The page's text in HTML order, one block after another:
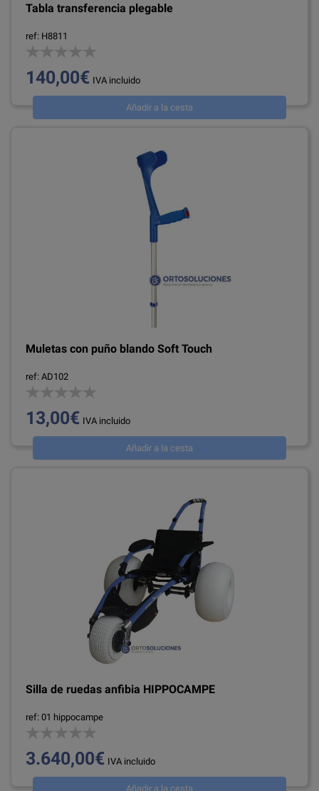
Tabla transferencia plegable
ref: H8811
140,00€ IVA incluido
Añadir a la cesta
Muletas con puño blando Soft Touch
ref: AD102
13,00€ IVA incluido
Añadir a la cesta
Silla de ruedas anfibia HIPPOCAMPE
ref: 01 hippocampe
3.640,00€ IVA incluido
Añadir a la cesta